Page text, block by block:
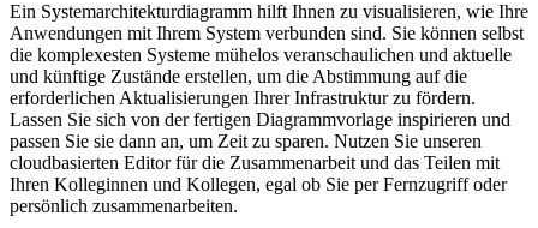
Ein Systemarchitekturdiagramm hilft Ihnen zu visualisieren, wie Ihre
Anwendungen mit Ihrem System verbunden sind. Sie können selbst
die komplexesten Systeme mühelos veranschaulichen und aktuelle
und künftige Zustände erstellen, um die Abstimmung auf die
erforderlichen Aktualisierungen Ihrer Infrastruktur zu fördern.
Lassen Sie sich von der fertigen Diagrammvorlage inspirieren und
passen Sie sie dann an, um Zeit zu sparen. Nutzen Sie unseren
cloudbasierten Editor für die Zusammenarbeit und das Teilen mit
Ihren Kolleginnen und Kollegen, egal ob Sie per Fernzugriff oder
persönlich zusammenarbeiten.